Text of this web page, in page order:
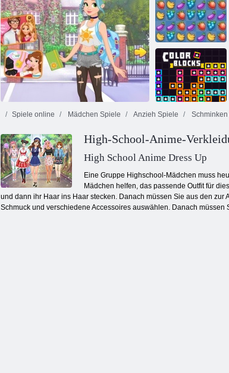
Baby- Hazel Hair Day
Hochzeit Lily
Rapunzel Fashionista auf dem Sprung
Fruita Crush
Farbblöcke
Spiele online Mädchen Spiele Anzieh Spiele
High-School-Anime-
High School Anime Dress Up
Eine Gruppe Highschool-Mädchen muss
Mädchen helfen, das passende Outfit für
und dann ihr Haar ins Haar stecken. Danach müssen Sie aus den
Schmuck und verschiedene Accessoires auswählen. Danach